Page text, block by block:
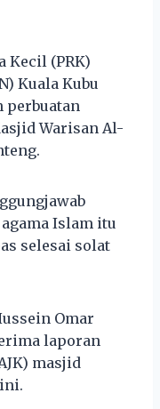
Kecil (PRK)
Kuala Kubu
perbuatan
Warisan Al-
Islam itu
selesai solat
Omar
laporan
masjid